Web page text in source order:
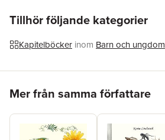
Originaltitel
Tillhör följande kategorier
Kapitelböcker inom Barn och ungdom
Mer från samma författare